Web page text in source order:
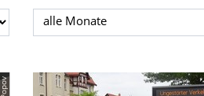
Monat auswählen